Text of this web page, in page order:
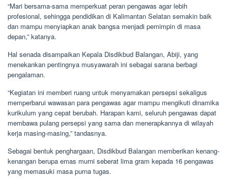
“Mari bersama-sama memperkuat peran pengawas agar lebih
profesional, sehingga pendidikan di Kalimantan Selatan semakin baik
dan mampu menyiapkan anak bangsa menjadi pemimpin di masa
depan,” katanya.
Hal senada disampaikan Kepala Disdikbud Balangan, Abiji, yang
menekankan pentingnya musyawarah ini sebagai sarana berbagi
pengalaman.
“Kegiatan ini memberi ruang untuk menyamakan persepsi sekaligus
memperbarui wawasan para pengawas agar mampu mengikuti dinamika
kurikulum yang cepat berubah. Harapan kami, seluruh pengawas dapat
membawa pulang persepsi yang sama dan menerapkannya di wilayah
kerja masing-masing,” tandasnya.
Sebagai bentuk penghargaan, Disdikbud Balangan memberikan kenang-
kenangan berupa emas murni seberat lima gram kepada 16 pengawas
yang memasuki masa purna tugas.